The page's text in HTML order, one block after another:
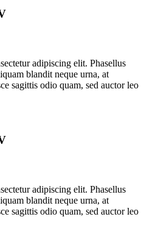
adipiscing elit. Phasellus
blandit neque urna, at
sagittis odio quam, sed auctor leo
adipiscing elit. Phasellus
blandit neque urna, at
sagittis odio quam, sed auctor leo